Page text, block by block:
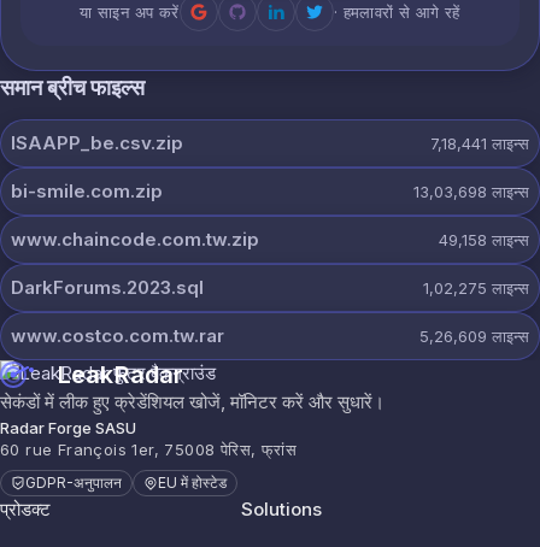
या साइन अप करें · हमलावरों से आगे रहें
समान ब्रीच फाइल्स
ISAAPP_be.csv.zip 7,18,441 लाइन्स
bi-smile.com.zip 13,03,698 लाइन्स
www.chaincode.com.tw.zip 49,158 लाइन्स
DarkForums.2023.sql 1,02,275 लाइन्स
www.costco.com.tw.rar 5,26,609 लाइन्स
LeakRadar
सेकंडों में लीक हुए क्रेडेंशियल खोजें, मॉनिटर करें और सुधारें।
Radar Forge SASU
60 rue François 1er, 75008 पेरिस, फ्रांस
GDPR-अनुपालन EU में होस्टेड
प्रोडक्ट Solutions